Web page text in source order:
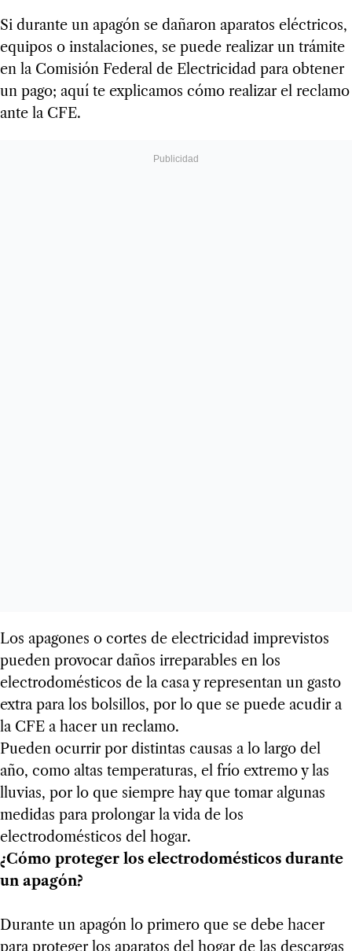
Si durante un apagón se dañaron aparatos eléctricos,
equipos o instalaciones, se puede realizar un trámite
en la Comisión Federal de Electricidad para obtener
un pago; aquí te explicamos cómo realizar el reclamo
ante la CFE.
Los apagones o cortes de electricidad imprevistos
pueden provocar daños irreparables en los
electrodomésticos de la casa y representan un gasto
extra para los bolsillos, por lo que se puede acudir a
la CFE a hacer un reclamo.
Pueden ocurrir por distintas causas a lo largo del
año, como altas temperaturas, el frío extremo y las
lluvias, por lo que siempre hay que tomar algunas
medidas para prolongar la vida de los
electrodomésticos del hogar.
¿Cómo proteger los electrodomésticos durante
un apagón?
Durante un apagón lo primero que se debe hacer
para proteger los aparatos del hogar de las descargas